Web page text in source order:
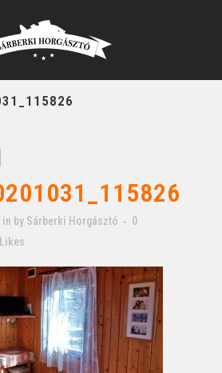
in by Sárberki Horgásztó
0
Likes